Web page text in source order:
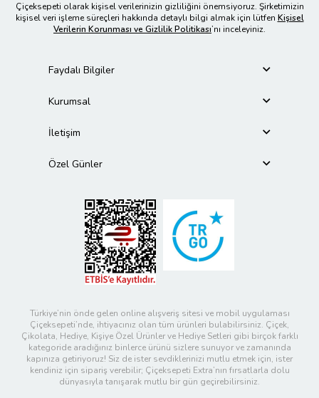
Çiçeksepeti olarak kişisel verilerinizin gizliliğini önemsiyoruz. Şirketimizin
kişisel veri işleme süreçleri hakkında detaylı bilgi almak için lütfen Kişisel
Verilerin Korunması ve Gizlilik Politikası’nı inceleyiniz.
Faydalı Bilgiler
Kurumsal
İletişim
Özel Günler
Türkiye’nin önde gelen online alışveriş sitesi ve mobil uygulaması
Çiçeksepeti’nde, ihtiyacınız olan tüm ürünleri bulabilirsiniz. Çiçek,
Çikolata, Hediye, Kişiye Özel Ürünler ve Hediye Setleri gibi birçok farklı
kategoride aradığınız binlerce ürünü sizlere sunuyor ve zamanında
kapınıza getiriyoruz! Siz de ister sevdiklerinizi mutlu etmek için, ister
kendiniz için sipariş verebilir; Çiçeksepeti Extra’nın fırsatlarla dolu
dünyasıyla tanışarak mutlu bir gün geçirebilirsiniz.